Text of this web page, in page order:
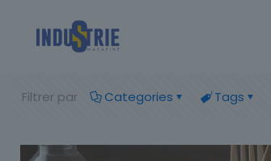
Filtrer par Categories Tags